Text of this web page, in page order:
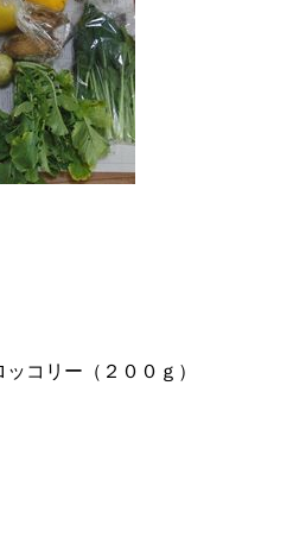
コリー（２００ｇ）